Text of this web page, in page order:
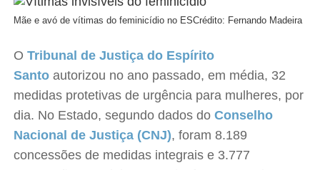
Mãe e avó de vítimas do feminicídio no ESCrédito: Fernando Madeira
OTribunal de Justiça do Espírito
Santo autorizou no ano passado, em média, 32
medidas protetivas de urgência para mulheres, por
dia. No Estado, segundo dados doConselho
Nacional de Justiça (CNJ), foram 8.189
concessões de medidas integrais e 3.777